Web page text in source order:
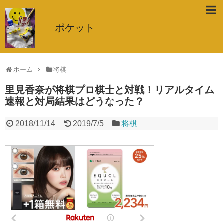
ポケット
ホーム 将棋
里見香奈が将棋プロ棋士と対戦！リアルタイム
速報と対局結果はどうなった？
2018/11/14 2019/7/5 将棋